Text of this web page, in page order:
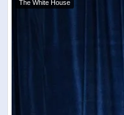
The White House